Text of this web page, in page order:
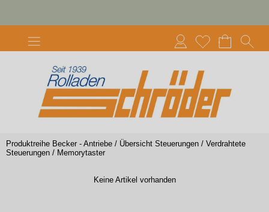
Produktreihe Becker - Antriebe / Übersicht Steuerungen / Verdrahtete
Steuerungen / Memorytaster
Keine Artikel vorhanden